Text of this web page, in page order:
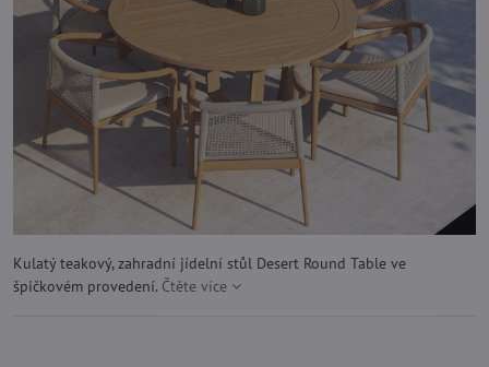
Kulatý teakový, zahradní jídelní stůl Desert Round Table ve
špičkovém provedení. Čtěte více